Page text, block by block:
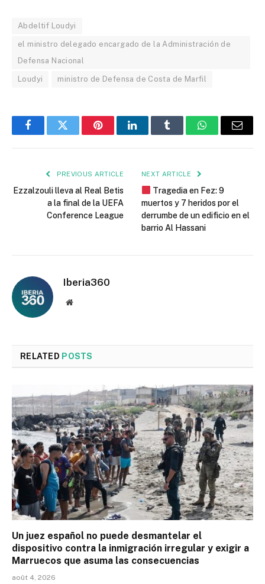
Abdeltif Loudyi
el ministro delegado encargado de la Administración de
Defensa Nacional
Loudyi ministro de Defensa de Costa de Marfil
FacebookTwitter PinterestLinkedInTumblr WhatsAppEmail
PREVIOUS ARTICLE
Ezzalzouli lleva al Real Betis
a la final de la UEFA
Conference League
NEXT ARTICLE
Tragedia en Fez: 9
muertos y 7 heridos por el
derrumbe de un edificio en el
barrio Al Hassani
Iberia360
Website
RELATED POSTS
Un juez español no puede desmantelar el
dispositivo contra la inmigración irregular y exigir a
Marruecos que asuma las consecuencias
août 4, 2026